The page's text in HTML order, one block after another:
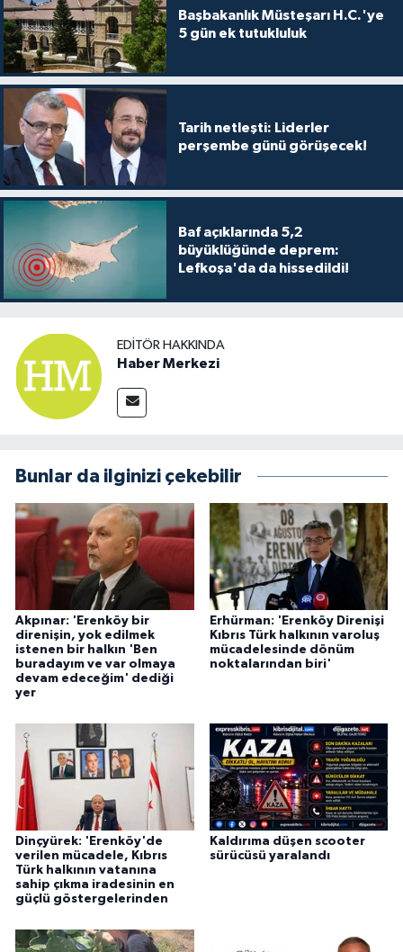
Başbakanlık Müsteşarı H.C.'ye
5 gün ek tutukluluk
Tarih netleşti: Liderler
perşembe günü görüşecek!
Baf açıklarında 5,2
büyüklüğünde deprem:
Lefkoşa'da da hissedildi!
EDITÖR HAKKINDA
Haber Merkezi
Bunlar da ilginizi çekebilir
Akpınar: 'Erenköy bir
direnişin, yok edilmek
istenen bir halkın 'Ben
buradayım ve var olmaya
devam edeceğim' dediği
yer
Erhürman: 'Erenköy Direnişi
Kıbrıs Türk halkının varoluş
mücadelesinde dönüm
noktalarından biri'
Dinçyürek: 'Erenköy'de
verilen mücadele, Kıbrıs
Türk halkının vatanına
sahip çıkma iradesinin en
güçlü göstergelerinden
Kaldırıma düşen scooter
sürücüsü yaralandı